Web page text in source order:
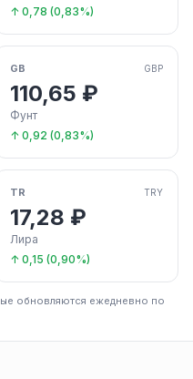
↑ 0,78 (0,83%)
GB GBP
110,65 ₽
Фунт
↑ 0,92 (0,83%)
TR TRY
17,28 ₽
Лира
↑ 0,15 (0,90%)
обновляются ежедневно по